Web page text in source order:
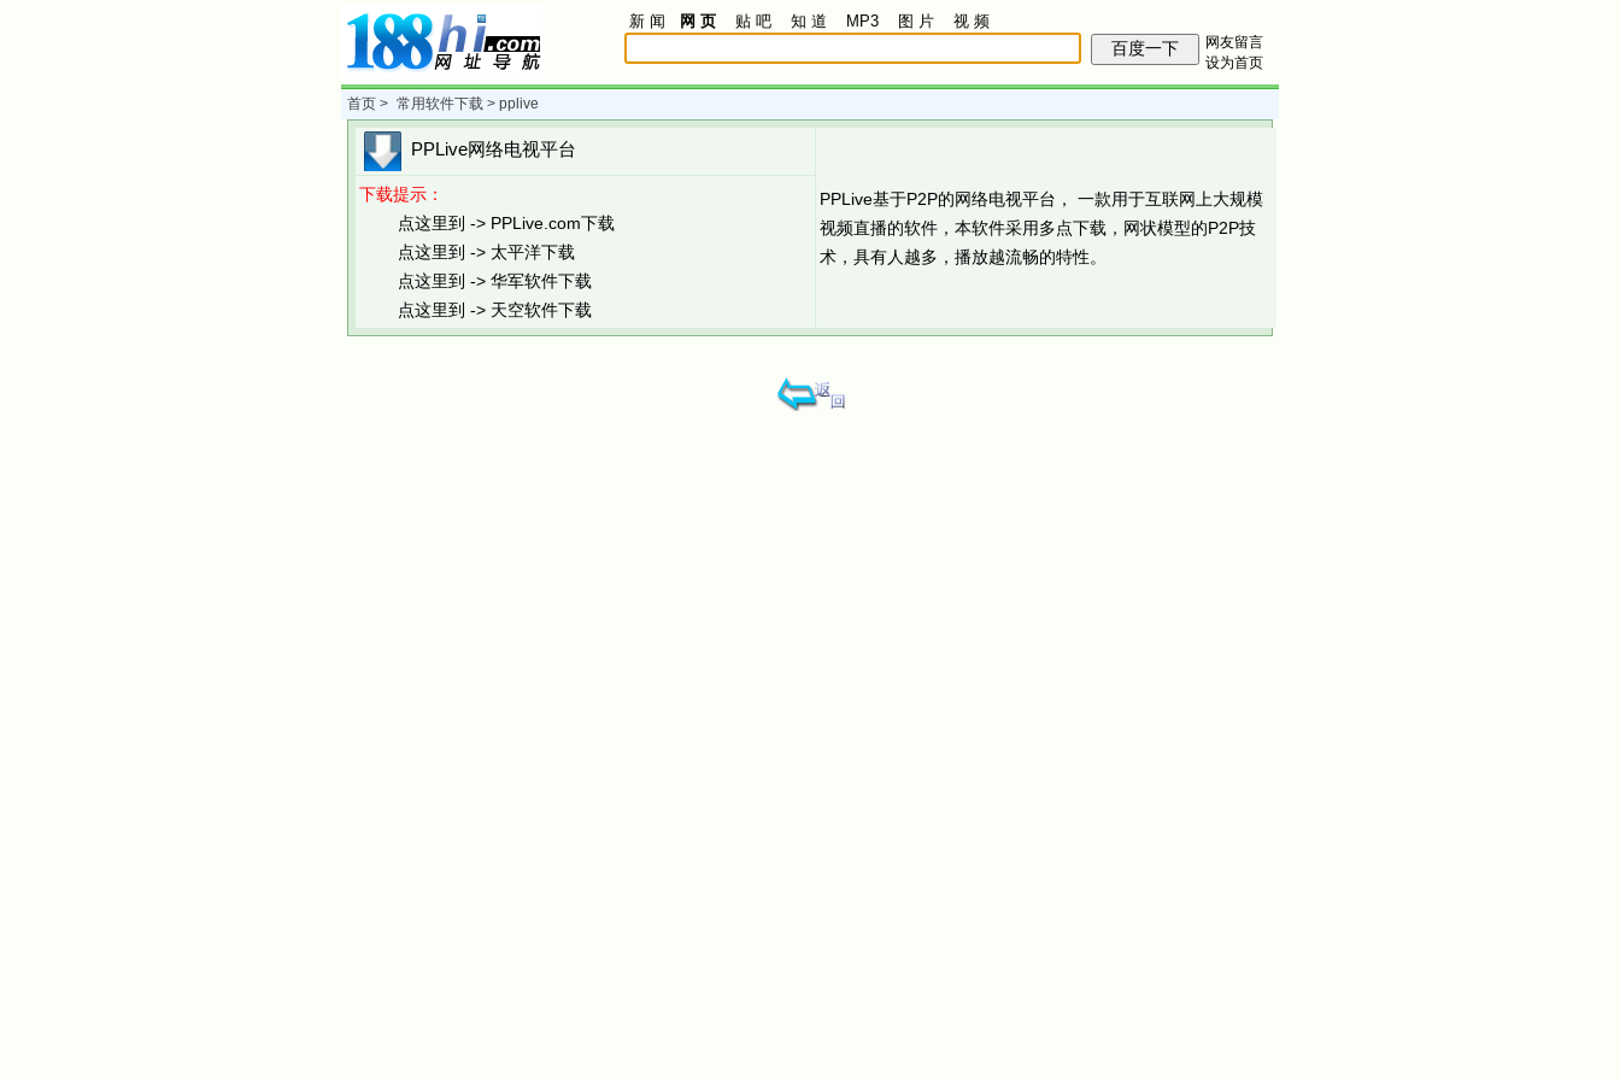
新 闻 网 页 贴 吧 知 道 MP3 图 片 视 频
网友留言
设为首页
首页 > 常用软件下载 > pplive
PPLive网络电视平台
PPLive基于P2P的网络电视平台， 一款用于互联网上大规模
视频直播的软件，本软件采用多点下载，网状模型的P2P技
术，具有人越多，播放越流畅的特性。
下载提示：
点这里到 -> PPLive.com下载
点这里到 -> 太平洋下载
点这里到 -> 华军软件下载
点这里到 -> 天空软件下载